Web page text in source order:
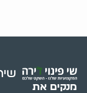
מנקים את